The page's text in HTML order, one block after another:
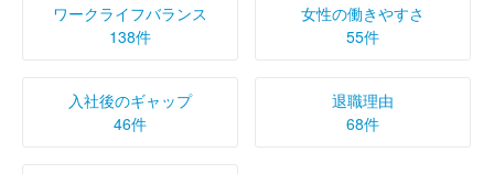
ワークライフバランス
138件
女性の働きやすさ
55件
入社後のギャップ
46件
退職理由
68件